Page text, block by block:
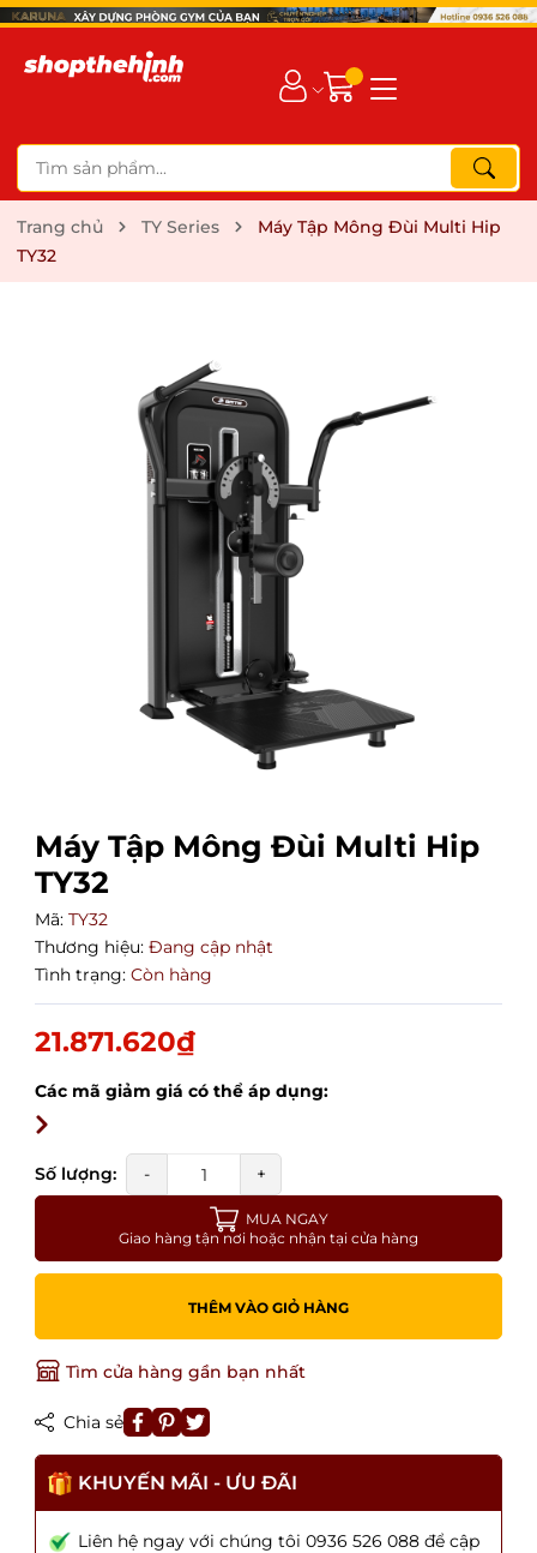
Trang chủ TY Series
Máy Tập Mông Đùi Multi Hip
TY32
Máy Tập Mông Đùi Multi Hip
TY32
Mã: TY32
Thương hiệu: Đang cập nhật
Tình trạng: Còn hàng
21.871.620₫
Các mã giảm giá có thể áp dụng:
Số lượng: - +
MUA NGAY
Giao hàng tận nơi hoặc nhận tại cửa hàng
THÊM VÀO GIỎ HÀNG
Tìm cửa hàng gần bạn nhất
Chia sẻ
KHUYẾN MÃI - ƯU ĐÃI
Liên hệ ngay với chúng tôi 0936 526 088 để cập